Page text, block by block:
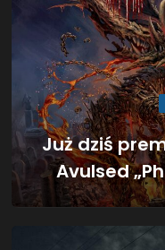
Już dziś
Avulsed